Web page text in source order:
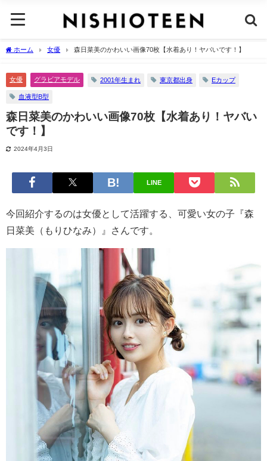
ホーム 女優 森日菜美のかわいい画像70枚【水着あり！ヤバいです！】
女優 グラビアモデル 2001年生まれ 東京都出身 Eカップ
血液型B型
森日菜美のかわいい画像70枚【水着あり！ヤバい
です！】
2024年4月3日
LINE
今回紹介するのは女優として活躍する、可愛い女の子『森
日菜美（もりひなみ）』さんです。